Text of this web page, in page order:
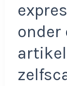
onder